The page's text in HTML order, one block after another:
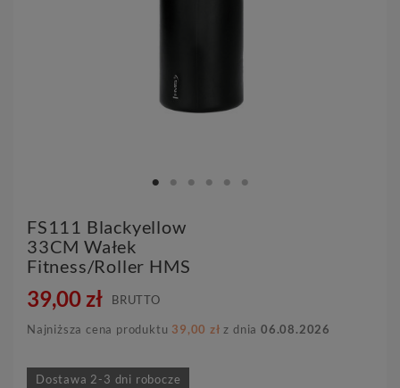
FS111 Blackyellow
33CM Wałek
Fitness/roller HMS
39,00 zł BRUTTO
Najniższa cena produktu 39,00 zł z dnia06.08.2026
Dostawa 2-3 dni robocze